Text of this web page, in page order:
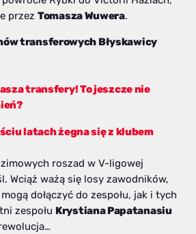
przez Tomasza Wuwera.
transferowych Błyskawicy
transfery! To jeszcze nie
latach żegna się z klubem
roszad w V-ligowej
Wciąż ważą się losy zawodników,
dołączyć do zespołu, jak i tych
zespołu Krystiana Papatanasiu